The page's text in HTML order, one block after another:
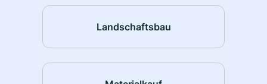
Landschaftsbau